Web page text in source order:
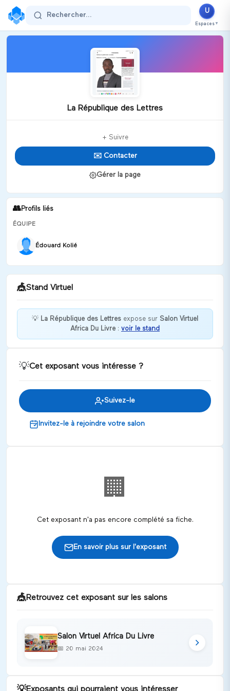
Rechercher...
U
Espaces ▼
La République des Lettres
+ Suivre
✉️ Contacter
Gérer la page
👥Profils liés
ÉQUIPE
Édouard Kolié
🎪Stand Virtuel
Bienvenue chez La République des Lettres !
💡 La République des Lettres expose sur Salon Virtuel
Africa Du Livre : voir le stand
💡Cet exposant vous intéresse ?
Suivez-le
Invitez-le à rejoindre votre salon
🏢
Cet exposant n'a pas encore complété sa fiche.
En savoir plus sur l'exposant
🎪Retrouvez cet exposant sur les salons
Salon Virtuel Africa Du Livre
📅 20 mai 2024